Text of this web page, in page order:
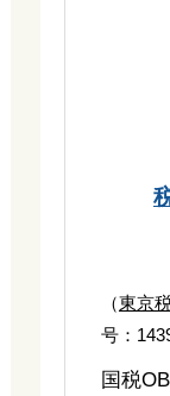
（東京
号：
国税